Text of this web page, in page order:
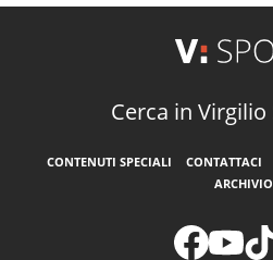
Cerca in Virgilio
CONTENUTI SPECIALI CONTATTACI
ARCHIVIO